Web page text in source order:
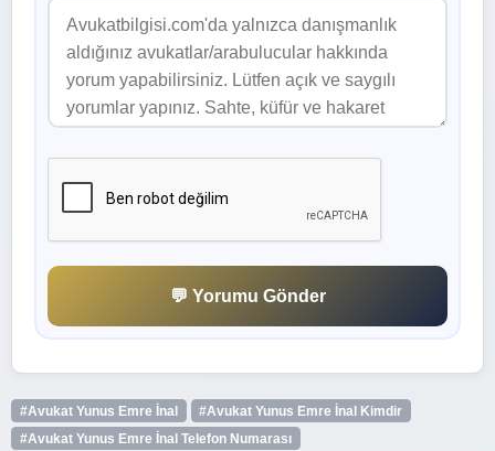
💬 Yorumu Gönder
#Avukat Yunus Emre İnal
#Avukat Yunus Emre İnal Kimdir
#Avukat Yunus Emre İnal Telefon Numarası